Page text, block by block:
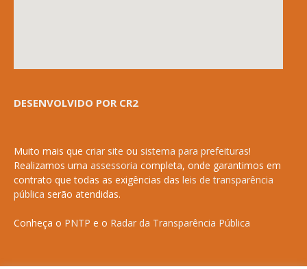
DESENVOLVIDO POR CR2
Muito mais que criar site ou sistema para prefeituras!
Realizamos uma assessoria completa, onde garantimos em
contrato que todas as exigências das leis de transparência
pública serão atendidas.
Conheça o PNTP e o Radar da Transparência Pública